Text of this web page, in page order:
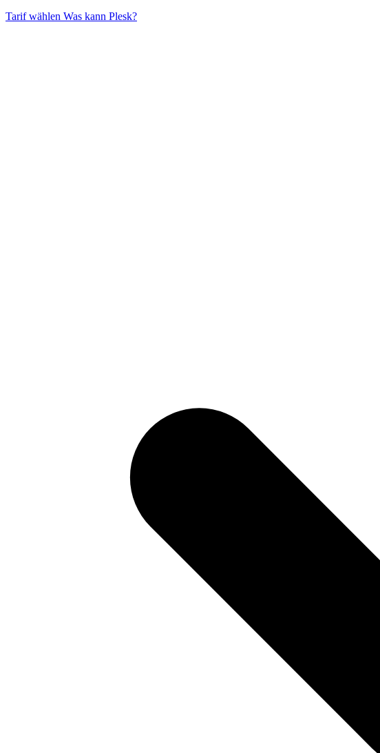
Tarif wählen Was kann Plesk?